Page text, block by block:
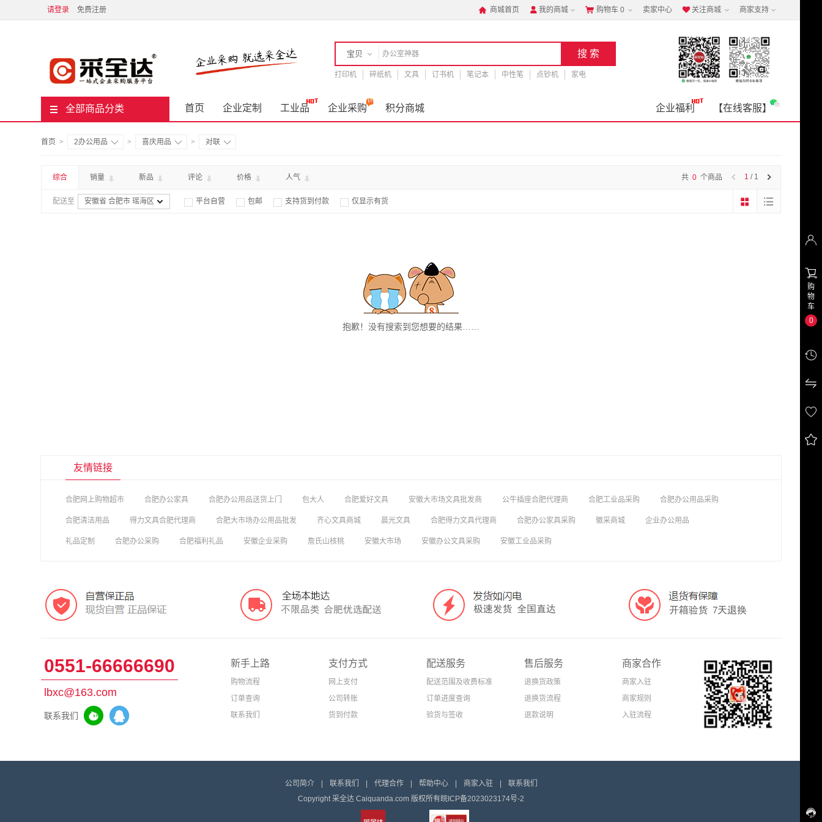
请登录 免费注册  商城首页  我的商城  购物车 0 卖家中心 关注商城 商家支持
宝贝
店铺
打印机 碎纸机 文具 订书机 笔记本 中性笔 点钞机
家电
全部商品分类 首页 企业定制 工业品 企业采购 积分商城 【在线客服】
企业福利
首页 > 2办公用品 > 喜庆用品 > 对联
综合 销量 新品 评论 价格 人气 1 / 1
共 0 个商品
配送至 安徽省 合肥市 瑶海区 平台自营 包邮 支持货到付款 仅显示有货
抱歉！没有搜索到您想要的结果……


购
物
车
0





友情链接
合肥网上购物超市 合肥办公家具 合肥办公用品送货上门 包大人 合肥爱好文具 安徽大市场文具批发商 公牛插座合肥代理商 合肥工业品采购 合肥办公用品采购
合肥清洁用品 得力文具合肥代理商 合肥大市场办公用品批发 齐心文具商城 晨光文具 合肥得力文具代理商 合肥办公家具采购 徽采商城 企业办公用品
礼品定制 合肥办公采购 合肥福利礼品 安徽企业采购 詹氏山核桃 安徽大市场 安徽办公文具采购 安徽工业品采购
0551-66666690
lbxc@163.com
联系我们
新手上路
购物流程
订单查询
联系我们
支付方式
网上支付
公司转账
货到付款
配送服务
配送范围及收费标准
订单进度查询
验货与签收
售后服务
退换货政策
退换货流程
退款说明
商家合作
商家入驻
商家规则
入驻流程
公司简介 联系我们 代理合作 帮助中心 商家入驻
联系我们
Copyright 采全达 Caiquanda.com 版权所有皖ICP备2023023174号-2